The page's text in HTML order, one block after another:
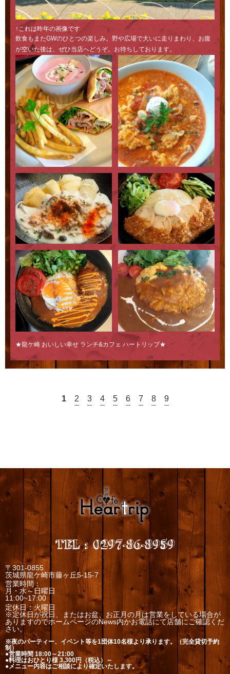
↑これは昨年の画像です
飲食もまたGWのひとつの楽しみ。野や広場で大いに走りまわり、お腹
が空いた後は、ぜひ当店へどうぞ。お待ちしております。
★龍ケ崎 おいしい幸せ ランチ&カフェ ハートリップ★
1 2 3 4 5 6 7 8 9
TEL:0297-86-8959
〒301-0855
茨城県龍ケ崎市藤ヶ丘5-15-7
営業時間：
月・水～日曜日
11:00~17:00
定休日：火曜日
※定休日が祝日、またはお盆、お正月の月は営業をしている場合が
ありますのでホームページのNews内かお電話にて店舗にご確認くだ
さい。
※夜のパーティー、イベント等を1団体10名様より承ります。（完全貸切予約
制）
●営業時間 18:00～21:00
●料理はおひとり様 3,300円（税込）～
●メニュー内容はご相談により確定いたします。